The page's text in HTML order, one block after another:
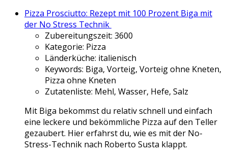
Pizza Prosciutto: Rezept mit 100 Prozent Biga mit
der No Stress Technik
Zubereitungszeit: 3600
Kategorie: Pizza
Länderküche: italienisch
Keywords: Biga, Vorteig, Vorteig ohne Kneten,
Pizza ohne Kneten
Zutatenliste: Mehl, Wasser, Hefe, Salz
Mit Biga bekommst du relativ schnell und einfach
eine leckere und bekömmliche Pizza auf den Teller
gezaubert. Hier erfahrst du, wie es mit der No-
Stress-Technik nach Roberto Susta klappt.